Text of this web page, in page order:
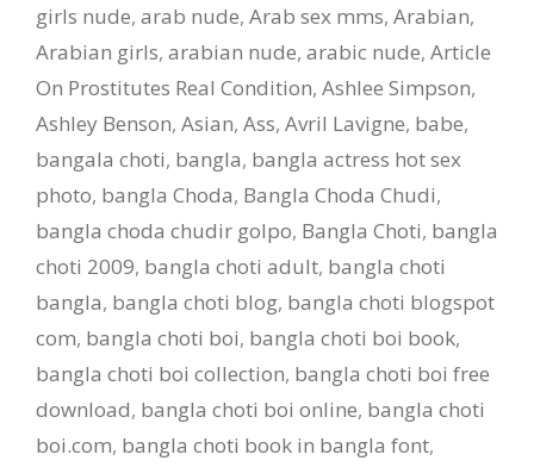
girls nude, arab nude, Arab sex mms, Arabian,
Arabian girls, arabian nude, arabic nude, Article
On Prostitutes Real Condition, Ashlee Simpson,
Ashley Benson, Asian, Ass, Avril Lavigne, babe,
bangala choti, bangla, bangla actress hot sex
photo, bangla Choda, Bangla Choda Chudi,
bangla choda chudir golpo, Bangla Choti, bangla
choti 2009, bangla choti adult, bangla choti
bangla, bangla choti blog, bangla choti blogspot
com, bangla choti boi, bangla choti boi book,
bangla choti boi collection, bangla choti boi free
download, bangla choti boi online, bangla choti
boi.com, bangla choti book in bangla font,